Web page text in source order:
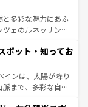
と多彩な魅力にあふ
ェのルネッサンス
アマルフィ海岸の絶
合間には、本場の
理を堪能することも
べての瞬間を楽し
ポット・知ってお
インは、太陽が降り
まで、多彩な自然